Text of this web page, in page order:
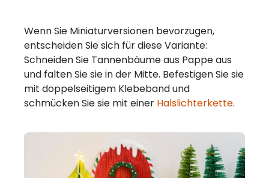
Wenn Sie Miniaturversionen bevorzugen,
entscheiden Sie sich für diese Variante:
Schneiden Sie Tannenbäume aus Pappe aus
und falten Sie sie in der Mitte. Befestigen Sie sie
mit doppelseitigem Klebeband und
schmücken Sie sie mit einer Halslichterkette.